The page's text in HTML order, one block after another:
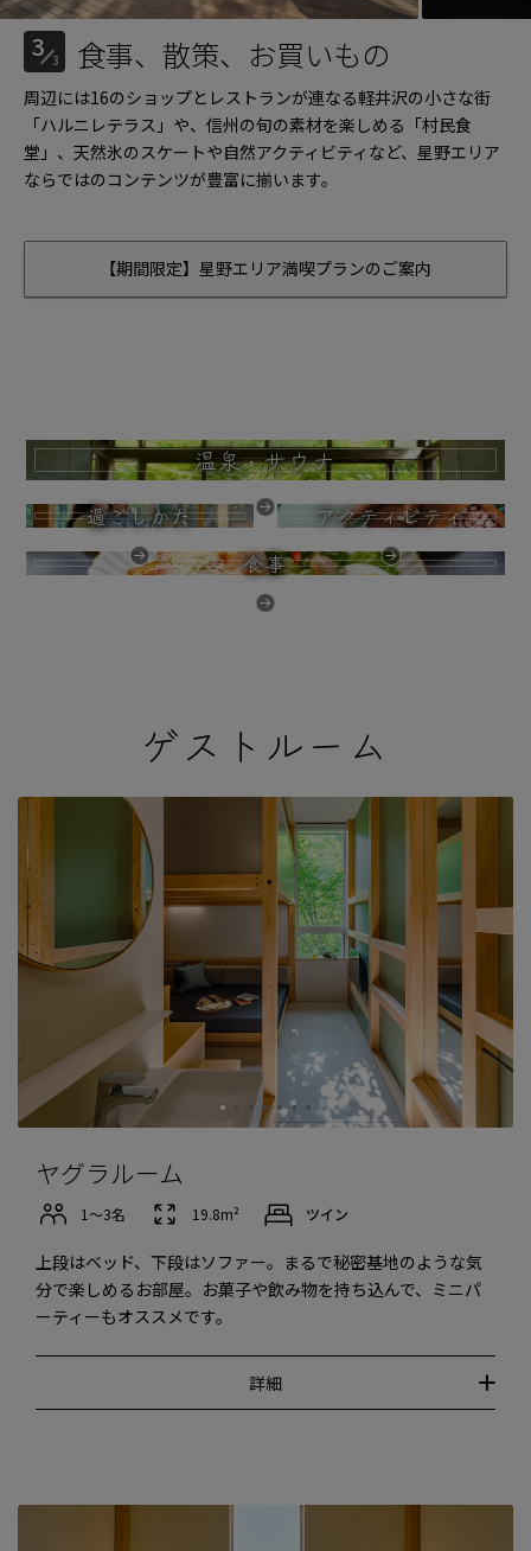
3 3 食事、散策、お買いもの
周辺には16のショップとレストランが連なる軽井沢の小さな街
「ハルニレテラス」や、信州の旬の素材を楽しめる「村民食
堂」、天然氷のスケートや自然アクティビティなど、星野エリア
ならではのコンテンツが豊富に揃います。
【期間限定】星野エリア満喫プランのご案内
温泉・サウナ
過ごしかた
アクティビティ
食事
ゲストルーム
ヤグラルーム
1〜3名 19.8m² ツイン
上段はベッド、下段はソファー。まるで秘密基地のような気
分で楽しめるお部屋。お菓子や飲み物を持ち込んで、ミニパ
ーティーもオススメです。
詳細